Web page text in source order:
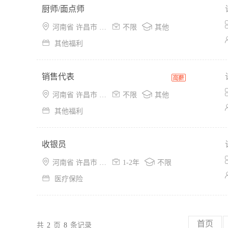
厨师/面点师
 河南省 许昌市 东城区  不限  其他
 其他福利
销售代表
 河南省 许昌市 魏都区  不限  其他
 其他福利
收银员
 河南省 许昌市 魏都区  1-2年  不限
 医疗保险
共 2 页 8 条记录 首页